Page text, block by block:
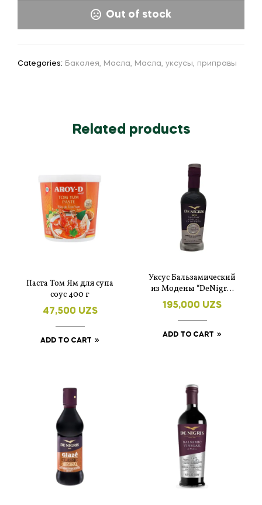
Out of stock
Categories: Бакалея, Масла, Масла, уксусы, приправы
Related products
Паста Том Ям для супа
соус 400 г
47,500 UZS
ADD TO CART
Уксус Бальзамический
из Модены “DeNigris
Platinum” 250 мл.
195,000 UZS
ADD TO CART